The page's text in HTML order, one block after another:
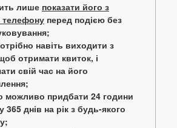
лише показати його з
телефону перед подією без
навіть виходити з
отримати квиток, і
свій час на його
можливо придбати 24 години
365 днів на рік з будь-якого